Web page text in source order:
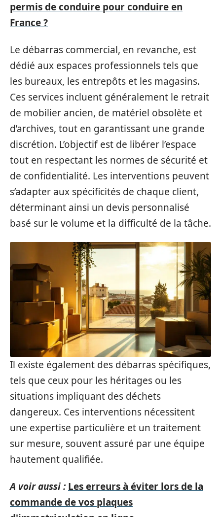
permis de conduire pour conduire en
France ?
Le débarras commercial, en revanche, est
dédié aux espaces professionnels tels que
les bureaux, les entrepôts et les magasins.
Ces services incluent généralement le retrait
de mobilier ancien, de matériel obsolète et
d’archives, tout en garantissant une grande
discrétion. L’objectif est de libérer l’espace
tout en respectant les normes de sécurité et
de confidentialité. Les interventions peuvent
s’adapter aux spécificités de chaque client,
déterminant ainsi un devis personnalisé
basé sur le volume et la difficulté de la tâche.
Il existe également des débarras spécifiques,
tels que ceux pour les héritages ou les
situations impliquant des déchets
dangereux. Ces interventions nécessitent
une expertise particulière et un traitement
sur mesure, souvent assuré par une équipe
hautement qualifiée.
A voir aussi : Les erreurs à éviter lors de la
commande de vos plaques